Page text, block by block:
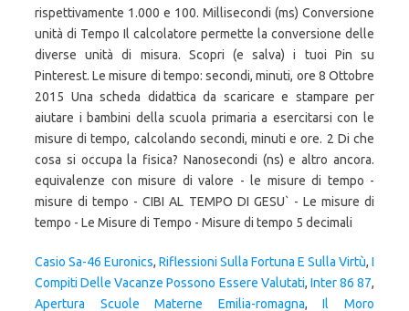
Casio Sa-46 Euronics, Riflessioni Sulla Fortuna E Sulla Virtù, I
Compiti Delle Vacanze Possono Essere Valutati, Inter 86 87,
Apertura Scuole Materne Emilia-romagna,Il Moro